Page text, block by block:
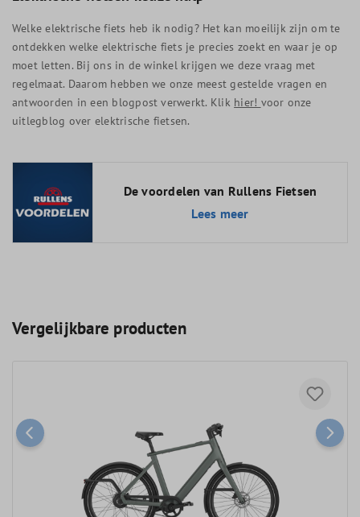
Welke elektrische fiets heb ik nodig? Het kan moeilijk zijn om te
ontdekken welke elektrische fiets je precies zoekt en waar je op
moet letten. Bij ons in de winkel krijgen we deze vraag met
regelmaat. Daarom hebben we onze meest gestelde vragen en
antwoorden in een blogpost verwerkt. Klik hier! voor onze
uitlegblog over elektrische fietsen.
De voordelen van Rullens Fietsen
Lees meer
Vergelijkbare producten